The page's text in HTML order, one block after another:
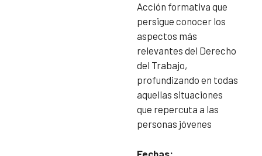
Acción formativa que
persigue conocer los
aspectos más
relevantes del Derecho
del Trabajo,
profundizando en todas
aquellas situaciones
que repercuta a las
personas jóvenes
Fechas: